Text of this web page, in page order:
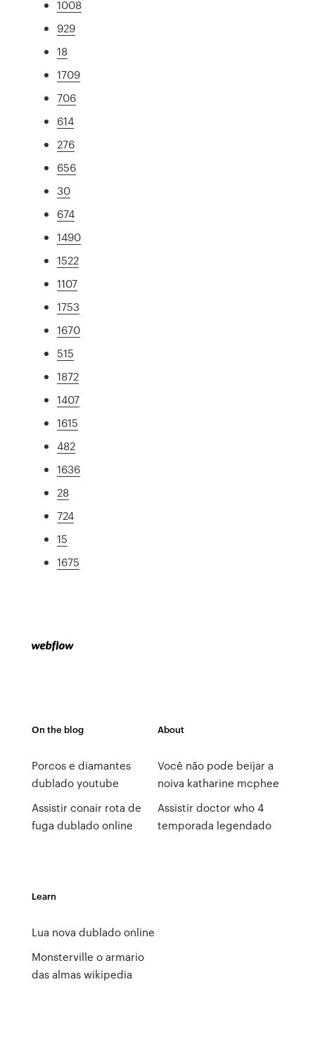
1008
929
18
1709
706
614
276
656
30
674
1490
1522
1107
1753
1670
515
1872
1407
1615
482
1636
28
724
15
1675
On the blog
Porcos e diamantes
dublado youtube
Assistir conair rota de
fuga dublado online
About
Você não pode beijar a
noiva katharine mcphee
Assistir doctor who 4
temporada legendado
Learn
Lua nova dublado online
Monsterville o armario
das almas wikipedia